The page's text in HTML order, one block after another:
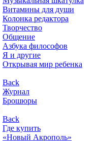
Витамины для души
Колонка редактора
Творчество
Общение
Азбука философов
Я и другие
Открывая мир ребенка
Back
Журнал
Брошюры
Back
Где купить
«Новый Акрополь»